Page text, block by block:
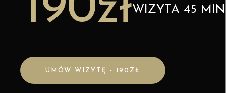
WIZYTA 45
UMÓW WIZYTĘ - 190ZŁ